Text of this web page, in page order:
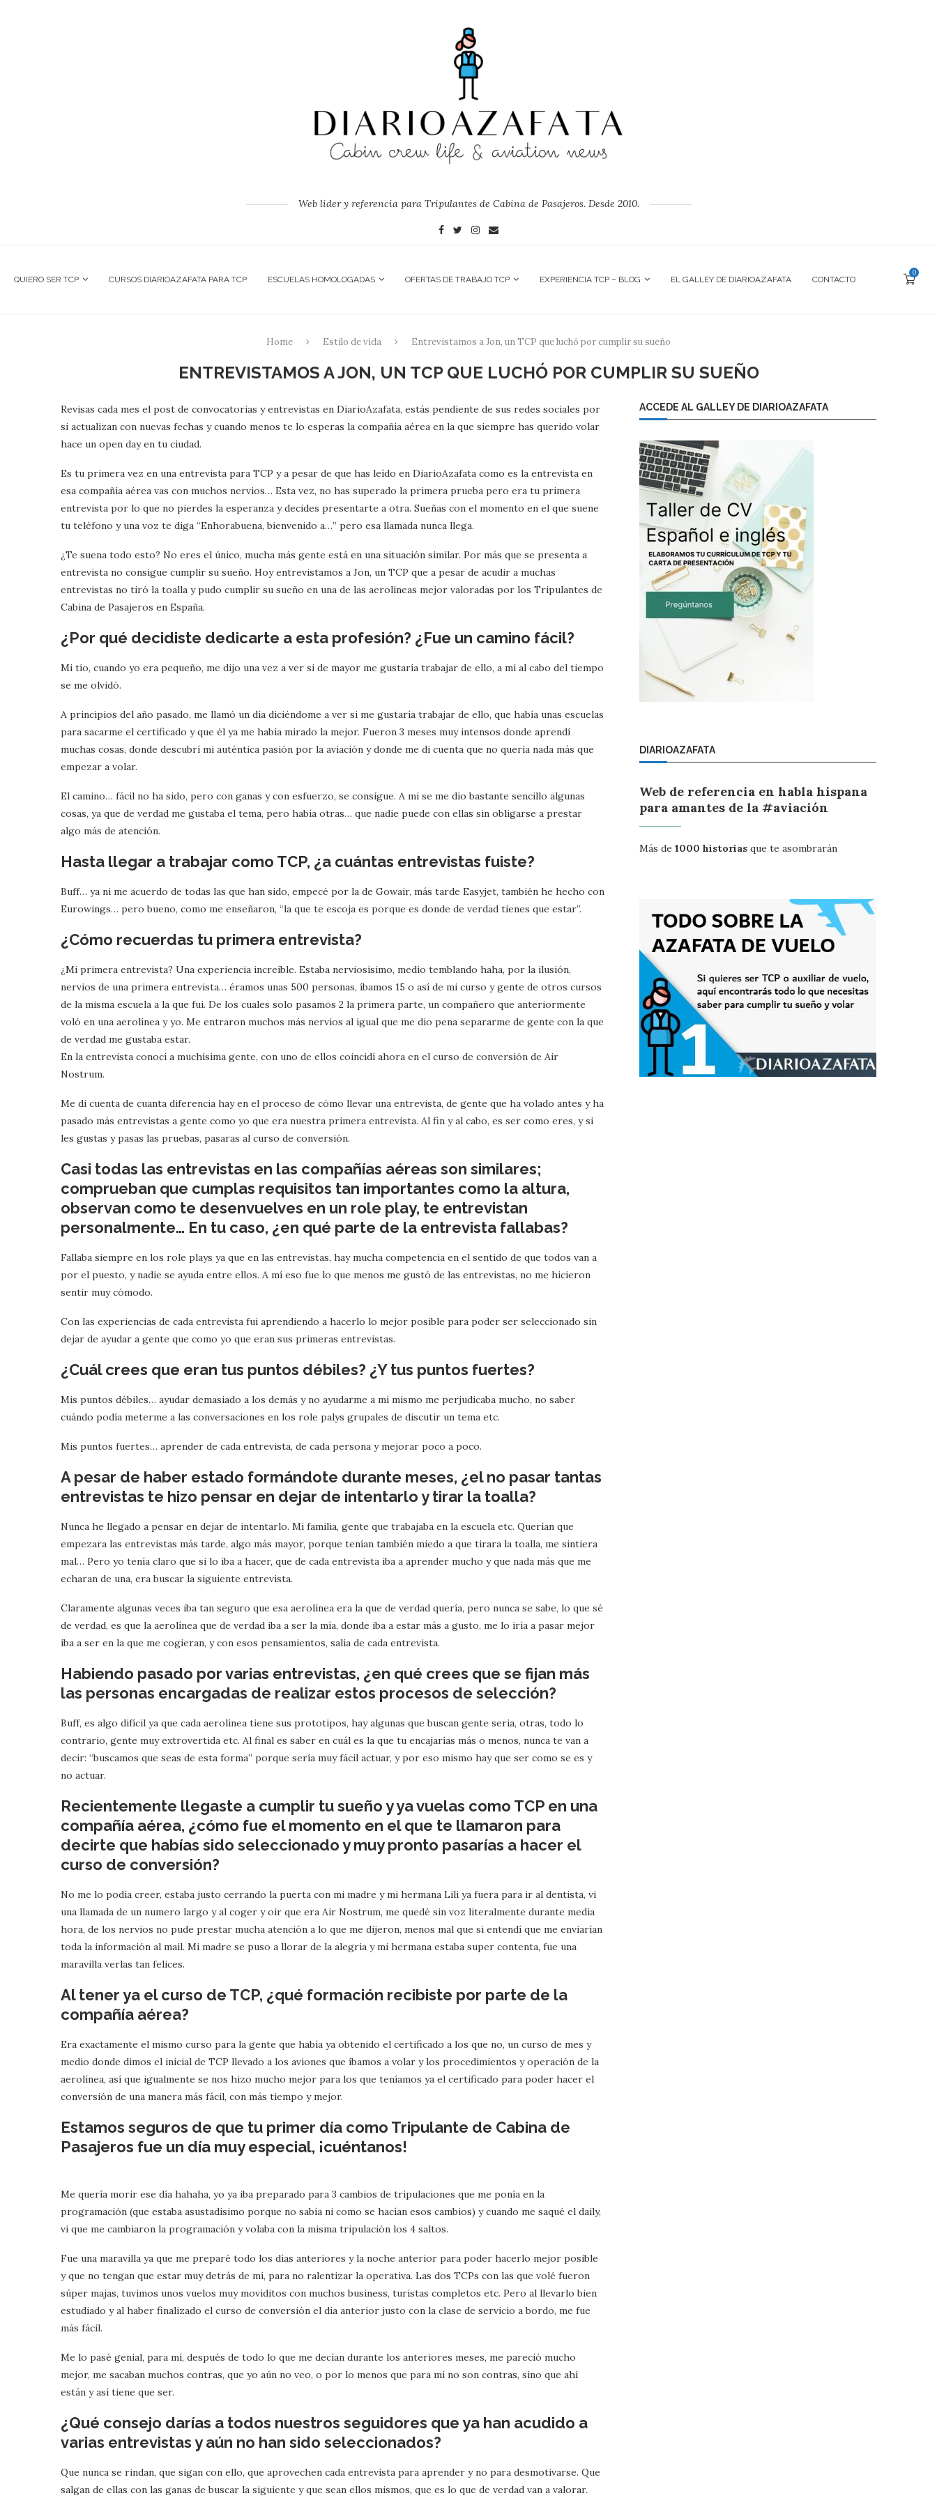
Web líder y referencia para Tripulantes de Cabina de Pasajeros. Desde 2010.
QUIERO SER TCP CURSOS DIARIOAZAFATA PARA TCP ESCUELAS HOMOLOGADAS OFERTAS DE TRABAJO TCP EXPERIENCIA TCP – BLOG EL GALLEY DE DIARIOAZAFATA CONTACTO
0
Home Estilo de vida Entrevistamos a Jon, un TCP que luchó por cumplir su sueño
ENTREVISTAMOS A JON, UN TCP QUE LUCHÓ POR CUMPLIR SU SUEÑO
Revisas cada mes el post de convocatorias y entrevistas en DiarioAzafata, estás pendiente de sus redes sociales por
si actualizan con nuevas fechas y cuando menos te lo esperas la compañía aérea en la que siempre has querido volar
hace un open day en tu ciudad.
Es tu primera vez en una entrevista para TCP y a pesar de que has leído en DiarioAzafata como es la entrevista en
esa compañía aérea vas con muchos nervios… Esta vez, no has superado la primera prueba pero era tu primera
entrevista por lo que no pierdes la esperanza y decides presentarte a otra. Sueñas con el momento en el que suene
tu teléfono y una voz te diga “Enhorabuena, bienvenido a…” pero esa llamada nunca llega.
¿Te suena todo esto? No eres el único, mucha más gente está en una situación similar. Por más que se presenta a
entrevista no consigue cumplir su sueño. Hoy entrevistamos a Jon, un TCP que a pesar de acudir a muchas
entrevistas no tiró la toalla y pudo cumplir su sueño en una de las aerolíneas mejor valoradas por los Tripulantes de
Cabina de Pasajeros en España.
¿Por qué decidiste dedicarte a esta profesión? ¿Fue un camino fácil?
Mi tío, cuando yo era pequeño, me dijo una vez a ver si de mayor me gustaría trabajar de ello, a mí al cabo del tiempo
se me olvidó.
A principios del año pasado, me llamó un día diciéndome a ver si me gustaría trabajar de ello, que había unas escuelas
para sacarme el certificado y que él ya me había mirado la mejor. Fueron 3 meses muy intensos donde aprendí
muchas cosas, donde descubrí mi auténtica pasión por la aviación y donde me di cuenta que no quería nada más que
empezar a volar.
El camino… fácil no ha sido, pero con ganas y con esfuerzo, se consigue. A mi se me dio bastante sencillo algunas
cosas, ya que de verdad me gustaba el tema, pero había otras… que nadie puede con ellas sin obligarse a prestar
algo más de atención.
Hasta llegar a trabajar como TCP, ¿a cuántas entrevistas fuiste?
Buff… ya ni me acuerdo de todas las que han sido, empecé por la de Gowair, más tarde Easyjet, también he hecho con
Eurowings… pero bueno, como me enseñaron, “la que te escoja es porque es donde de verdad tienes que estar”.
¿Cómo recuerdas tu primera entrevista?
¿Mi primera entrevista? Una experiencia increíble. Estaba nerviosísimo, medio temblando haha, por la ilusión,
nervios de una primera entrevista… éramos unas 500 personas, íbamos 15 o así de mi curso y gente de otros cursos
de la misma escuela a la que fui. De los cuales solo pasamos 2 la primera parte, un compañero que anteriormente
voló en una aerolínea y yo. Me entraron muchos más nervios al igual que me dio pena separarme de gente con la que
de verdad me gustaba estar.
En la entrevista conocí a muchísima gente, con uno de ellos coincidí ahora en el curso de conversión de Air
Nostrum.
Me di cuenta de cuanta diferencia hay en el proceso de cómo llevar una entrevista, de gente que ha volado antes y ha
pasado más entrevistas a gente como yo que era nuestra primera entrevista. Al fin y al cabo, es ser como eres, y si
les gustas y pasas las pruebas, pasaras al curso de conversión.
Casi todas las entrevistas en las compañías aéreas son similares;
comprueban que cumplas requisitos tan importantes como la altura,
observan como te desenvuelves en un role play, te entrevistan
personalmente… En tu caso, ¿en qué parte de la entrevista fallabas?
Fallaba siempre en los role plays ya que en las entrevistas, hay mucha competencia en el sentido de que todos van a
por el puesto, y nadie se ayuda entre ellos. A mí eso fue lo que menos me gustó de las entrevistas, no me hicieron
sentir muy cómodo.
Con las experiencias de cada entrevista fui aprendiendo a hacerlo lo mejor posible para poder ser seleccionado sin
dejar de ayudar a gente que como yo que eran sus primeras entrevistas.
¿Cuál crees que eran tus puntos débiles? ¿Y tus puntos fuertes?
Mis puntos débiles… ayudar demasiado a los demás y no ayudarme a mí mismo me perjudicaba mucho, no saber
cuándo podía meterme a las conversaciones en los role palys grupales de discutir un tema etc.
Mis puntos fuertes… aprender de cada entrevista, de cada persona y mejorar poco a poco.
A pesar de haber estado formándote durante meses, ¿el no pasar tantas
entrevistas te hizo pensar en dejar de intentarlo y tirar la toalla?
Nunca he llegado a pensar en dejar de intentarlo. Mi familia, gente que trabajaba en la escuela etc. Querían que
empezara las entrevistas más tarde, algo más mayor, porque tenían también miedo a que tirara la toalla, me sintiera
mal… Pero yo tenía claro que si lo iba a hacer, que de cada entrevista iba a aprender mucho y que nada más que me
echaran de una, era buscar la siguiente entrevista.
Claramente algunas veces iba tan seguro que esa aerolínea era la que de verdad quería, pero nunca se sabe, lo que sé
de verdad, es que la aerolínea que de verdad iba a ser la mía, donde iba a estar más a gusto, me lo iría a pasar mejor
iba a ser en la que me cogieran, y con esos pensamientos, salía de cada entrevista.
Habiendo pasado por varias entrevistas, ¿en qué crees que se fijan más
las personas encargadas de realizar estos procesos de selección?
Buff, es algo difícil ya que cada aerolínea tiene sus prototipos, hay algunas que buscan gente seria, otras, todo lo
contrario, gente muy extrovertida etc. Al final es saber en cuál es la que tu encajarías más o menos, nunca te van a
decir: “buscamos que seas de esta forma” porque sería muy fácil actuar, y por eso mismo hay que ser como se es y
no actuar.
Recientemente llegaste a cumplir tu sueño y ya vuelas como TCP en una
compañía aérea, ¿cómo fue el momento en el que te llamaron para
decirte que habías sido seleccionado y muy pronto pasarías a hacer el
curso de conversión?
No me lo podía creer, estaba justo cerrando la puerta con mi madre y mi hermana Lili ya fuera para ir al dentista, vi
una llamada de un numero largo y al coger y oir que era Air Nostrum, me quedé sin voz literalmente durante media
hora, de los nervios no pude prestar mucha atención a lo que me dijeron, menos mal que si entendí que me enviarían
toda la información al mail. Mi madre se puso a llorar de la alegría y mi hermana estaba super contenta, fue una
maravilla verlas tan felices.
Al tener ya el curso de TCP, ¿qué formación recibiste por parte de la
compañía aérea?
Era exactamente el mismo curso para la gente que había ya obtenido el certificado a los que no, un curso de mes y
medio donde dimos el inicial de TCP llevado a los aviones que íbamos a volar y los procedimientos y operación de la
aerolínea, así que igualmente se nos hizo mucho mejor para los que teníamos ya el certificado para poder hacer el
conversión de una manera más fácil, con más tiempo y mejor.
Estamos seguros de que tu primer día como Tripulante de Cabina de
Pasajeros fue un día muy especial, ¡cuéntanos!
Me quería morir ese día hahaha, yo ya iba preparado para 3 cambios de tripulaciones que me ponía en la
programación (que estaba asustadísimo porque no sabía ni como se hacían esos cambios) y cuando me saqué el daily,
vi que me cambiaron la programación y volaba con la misma tripulación los 4 saltos.
Fue una maravilla ya que me preparé todo los días anteriores y la noche anterior para poder hacerlo mejor posible
y que no tengan que estar muy detrás de mí, para no ralentizar la operativa. Las dos TCPs con las que volé fueron
súper majas, tuvimos unos vuelos muy moviditos con muchos business, turistas completos etc. Pero al llevarlo bien
estudiado y al haber finalizado el curso de conversión el día anterior justo con la clase de servicio a bordo, me fue
más fácil.
Me lo pasé genial, para mí, después de todo lo que me decían durante los anteriores meses, me pareció mucho
mejor, me sacaban muchos contras, que yo aún no veo, o por lo menos que para mí no son contras, sino que ahí
están y así tiene que ser.
¿Qué consejo darías a todos nuestros seguidores que ya han acudido a
varias entrevistas y aún no han sido seleccionados?
Que nunca se rindan, que sigan con ello, que aprovechen cada entrevista para aprender y no para desmotivarse. Que
salgan de ellas con las ganas de buscar la siguiente y que sean ellos mismos, que es lo que de verdad van a valorar.
ACCEDE AL GALLEY DE DIARIOAZAFATA
DIARIOAZAFATA
Web de referencia en habla hispana
para amantes de la #aviación
Más de 1000 historias que te asombrarán